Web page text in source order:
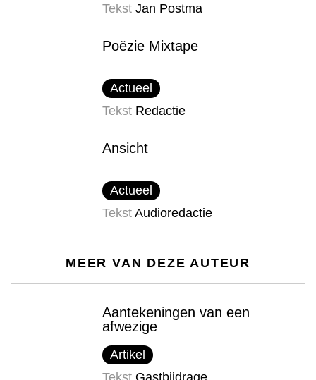
Tekst Jan Postma
Poëzie Mixtape
Actueel
Tekst Redactie
Ansicht
Actueel
Tekst Audioredactie
MEER VAN DEZE AUTEUR
Aantekeningen van een
afwezige
Artikel
Tekst Gastbijdrage